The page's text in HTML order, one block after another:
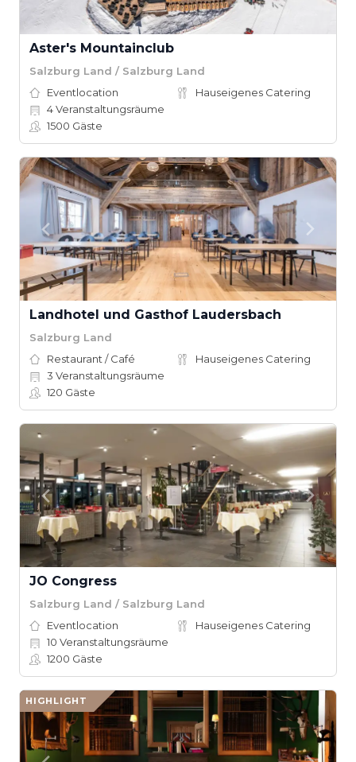
Aster's Mountainclub
Salzburg Land / Salzburg Land
Eventlocation
Hauseigenes Catering
4Veranstaltungsräume
1500 Gäste
Landhotel und Gasthof Laudersbach
Salzburg Land
Restaurant / Café
Hauseigenes Catering
3 Veranstaltungsräume
120 Gäste
JO Congress
Salzburg Land / Salzburg Land
Eventlocation
Hauseigenes Catering
10 Veranstaltungsräume
1200 Gäste
HIGHLIGHT